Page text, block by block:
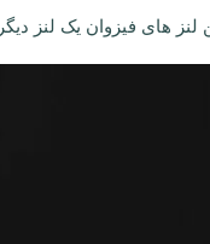
لنز های فیزوان یک لنز دیگر